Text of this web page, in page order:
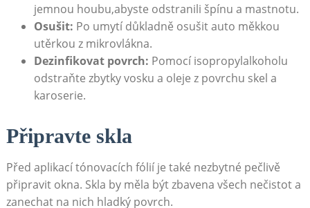
jemnou houbu,abyste ⁢odstranili špínu a mastnotu.
Osušit: Po​ umytí důkladně​ osušit auto ⁣měkkou
utěrkou z mikrovlákna.
Dezinfikovat povrch: Pomocí⁢ isopropylalkoholu
odstraňte zbytky vosku ​a oleje z povrchu ⁣skel a
karoserie.
Připravte skla
Před⁣ aplikací tónovacích​ fólií⁣ je také⁤ nezbytné⁤ pečlivě
připravit okna. Skla by měla‌ být zbavena všech nečistot a​
zanechat na nich hladký povrch.